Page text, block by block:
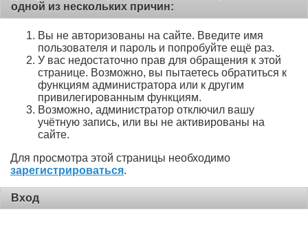
одной из нескольких причин:
Вы не авторизованы на сайте. Введите имя
пользователя и пароль и попробуйте ещё раз.
У вас недостаточно прав для обращения к этой
странице. Возможно, вы пытаетесь обратиться к
функциям администратора или к другим
привилегированным функциям.
Возможно, администратор отключил вашу
учётную запись, или вы не активированы на
сайте.
Для просмотра этой страницы необходимо
зарегистрироваться.
Вход